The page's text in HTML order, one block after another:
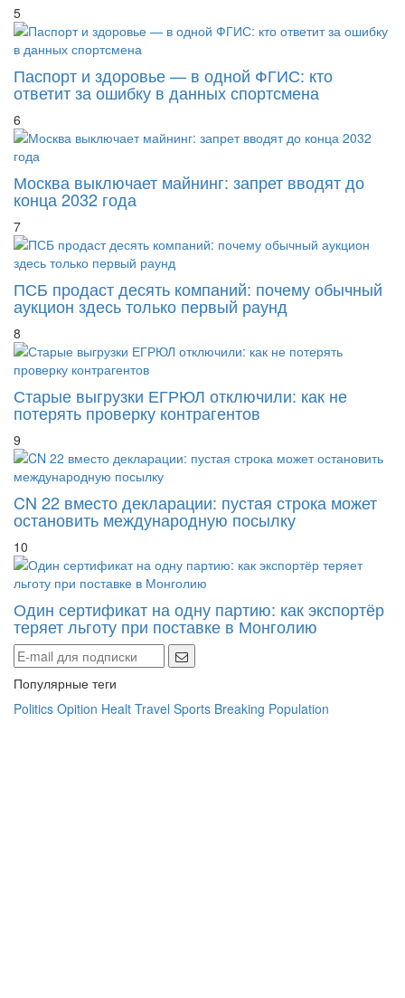
Паспорт и здоровье — в одной ФГИС: кто
ответит за ошибку в данных спортсмена
6
Москва выключает майнинг: запрет вводят до
конца 2032 года
7
ПСБ продаст десять компаний: почему обычный
аукцион здесь только первый раунд
8
Старые выгрузки ЕГРЮЛ отключили: как не
потерять проверку контрагентов
9
CN 22 вместо декларации: пустая строка может
остановить международную посылку
10
Один сертификат на одну партию: как экспортёр
теряет льготу при поставке в Монголию
Популярные теги
Politics Opition Healt Travel Sports